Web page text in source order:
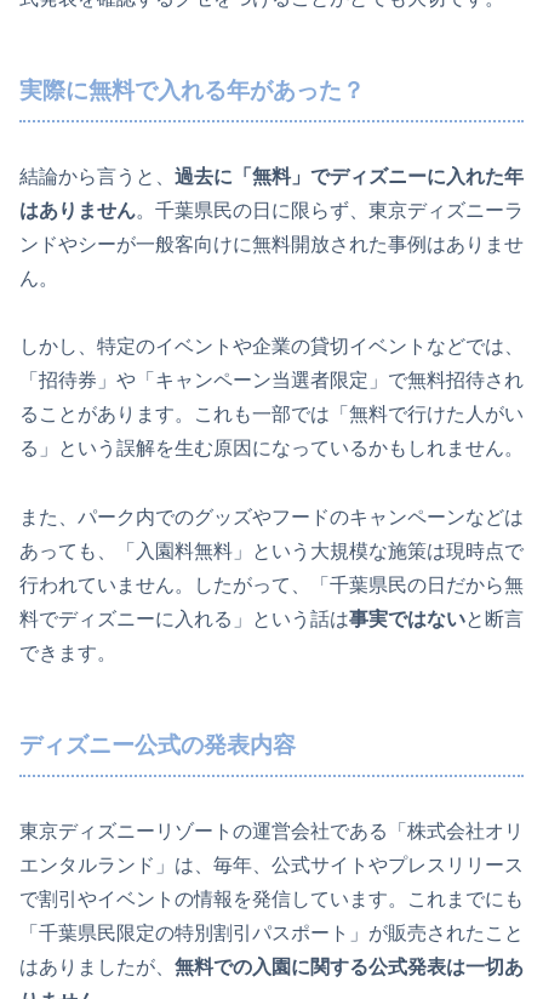
実際に無料で入れる年があった？
結論から言うと、 過去に「無料」でディズニーに入れた年
はありません。千葉県民の日に限らず、東京ディズニーラ
ンドやシーが一般客向けに無料開放された事例はありませ
ん。
しかし、特定のイベントや企業の貸切イベントなどでは、
「招待券」や「キャンペーン当選者限定」で無料招待され
ることがあります。これも一部では「無料で行けた人がい
る」という誤解を生む原因になっているかもしれません。
また、パーク内でのグッズやフードのキャンペーンなどは
あっても、「入園料無料」という大規模な施策は現時点で
行われていません。したがって、「千葉県民の日だから無
料でディズニーに入れる」という話は事実ではないと断言
できます。
ディズニー公式の発表内容
東京ディズニーリゾートの運営会社である「株式会社オリ
エンタルランド」は、毎年、公式サイトやプレスリリース
で割引やイベントの情報を発信しています。これまでにも
「千葉県民限定の特別割引パスポート」が販売されたこと
はありましたが、 無料での入園に関する公式発表は一切あ